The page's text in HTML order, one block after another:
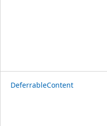
DeferrableContent